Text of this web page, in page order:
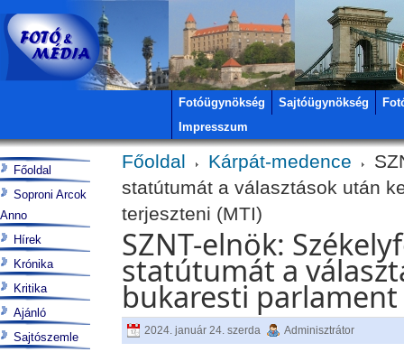
Fotóügynökség Sajtóügynökség
Impresszum
Főoldal Kárpát-medence
statútumát a választások után
terjeszteni (MTI)
SZNT-elnök:
statútumát a
bukaresti
2024. január 24. szerda Adminisztrátor
Főoldal
Soproni Arcok
Anno
Hírek
Krónika
Kritika
Ajánló
Sajtószemle